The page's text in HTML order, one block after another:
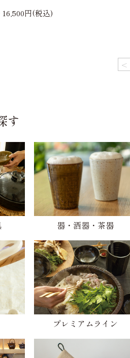
円(税込)
<
す
器・酒器・茶器
プレミアムライン